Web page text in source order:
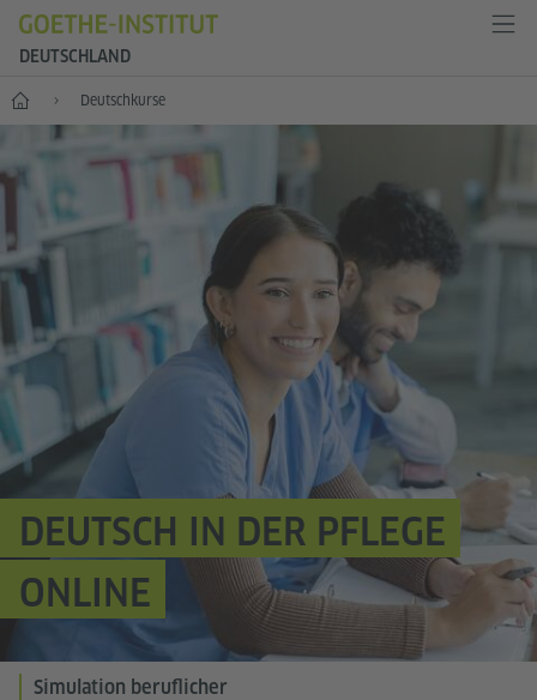
DEUTSCHLAND
-- Deutsch­kurse
DEUTSCH IN DER PFLEGE
ONLINE
Simulation beruflicher